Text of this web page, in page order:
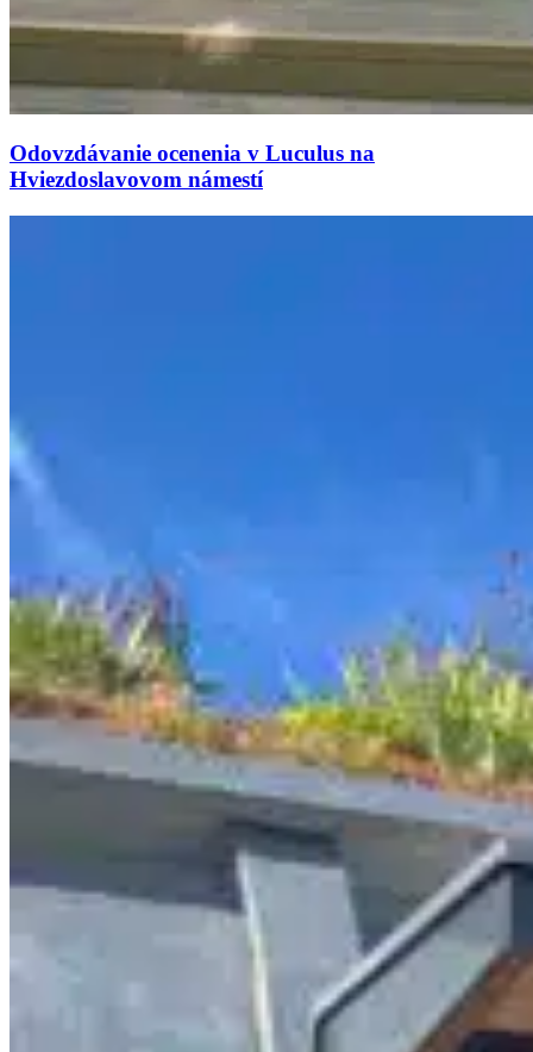
Odovzdávanie ocenenia v Luculus na
Hviezdoslavovom námestí